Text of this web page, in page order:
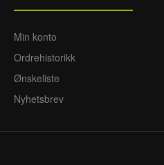
Min konto
Ordrehistorikk
Ønskeliste
Nyhetsbrev